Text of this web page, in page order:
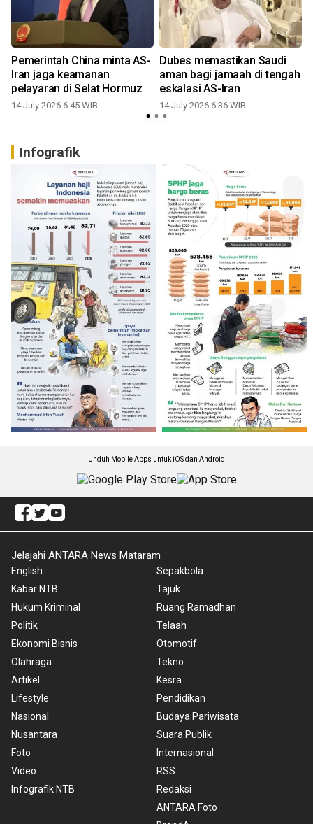
Pemerintah China minta AS-
Iran jaga keamanan
pelayaran di Selat Hormuz
14 July 2026 6:45 WIB
Dubes memastikan Saudi
aman bagi jamaah di tengah
eskalasi AS-Iran
14 July 2026 6:36 WIB
Infografik
Unduh Mobile Apps untuk iOS dan Android
Jelajahi ANTARA News Mataram
English
Kabar NTB
Hukum Kriminal
Politik
Ekonomi Bisnis
Olahraga
Artikel
Lifestyle
Nasional
Nusantara
Foto
Video
Infografik NTB
Sepakbola
Tajuk
Ruang Ramadhan
Telaah
Otomotif
Tekno
Kesra
Pendidikan
Budaya Pariwisata
Suara Publik
Internasional
RSS
Redaksi
ANTARA Foto